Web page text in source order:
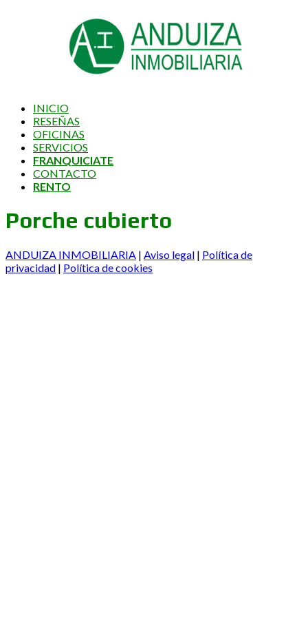
INICIO
RESEÑAS
OFICINAS
SERVICIOS
FRANQUICIATE
CONTACTO
RENTO
Porche cubierto
ANDUIZA INMOBILIARIA | Aviso legal | Política de
privacidad | Política de cookies